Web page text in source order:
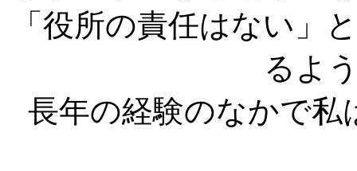
「役所の責任はない」
るよ
長年の経験のなかで